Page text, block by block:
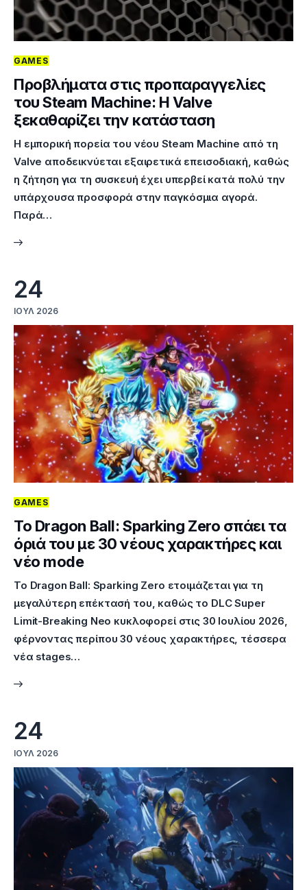
GAMES
Προβλήματα στις προπαραγγελίες
του Steam Machine: Η Valve
ξεκαθαρίζει την κατάσταση
Η εμπορική πορεία του νέου Steam Machine από τη
Valve αποδεικνύεται εξαιρετικά επεισοδιακή, καθώς
η ζήτηση για τη συσκευή έχει υπερβεί κατά πολύ την
υπάρχουσα προσφορά στην παγκόσμια αγορά.
Παρά…
24
ΙΟΎΛ 2026
GAMES
Το Dragon Ball: Sparking Zero σπάει τα
όριά του με 30 νέους χαρακτήρες και
νέο mode
Το Dragon Ball: Sparking Zero ετοιμάζεται για τη
μεγαλύτερη επέκτασή του, καθώς το DLC Super
Limit-Breaking Neo κυκλοφορεί στις 30 Ιουλίου 2026,
φέρνοντας περίπου 30 νέους χαρακτήρες, τέσσερα
νέα stages…
24
ΙΟΎΛ 2026